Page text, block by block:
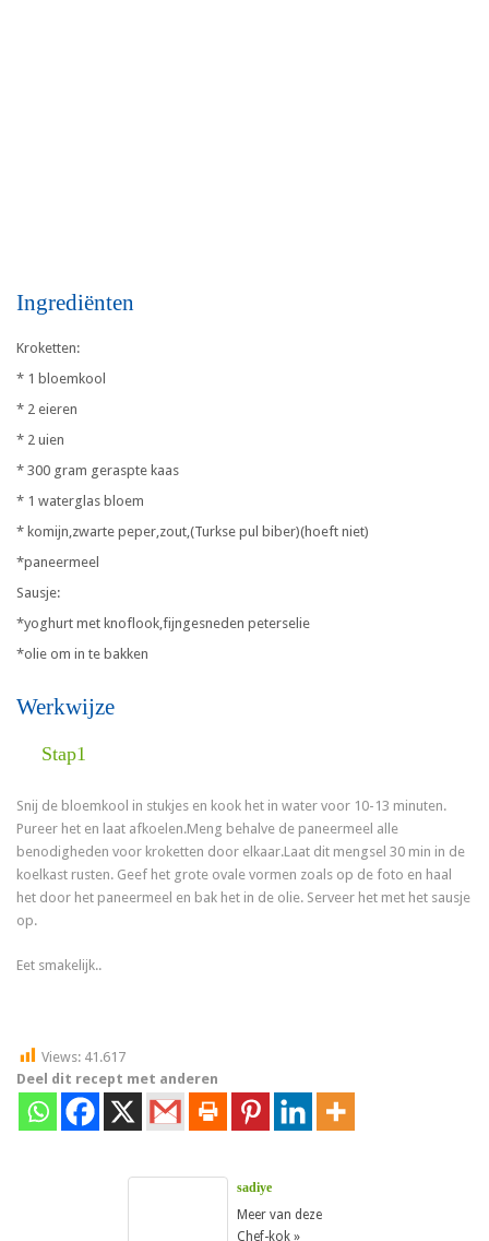
Ingrediënten
Kroketten:
* 1 bloemkool
* 2 eieren
* 2 uien
* 300 gram geraspte kaas
* 1 waterglas bloem
* komijn,zwarte peper,zout,(Turkse pul biber)(hoeft niet)
*paneermeel
Sausje:
*yoghurt met knoflook,fijngesneden peterselie
*olie om in te bakken
Werkwijze
Stap1
Snij de bloemkool in stukjes en kook het in water voor 10-13 minuten.
Pureer het en laat afkoelen.Meng behalve de paneermeel alle
benodigheden voor kroketten door elkaar.Laat dit mengsel 30 min in de
koelkast rusten. Geef het grote ovale vormen zoals op de foto en haal
het door het paneermeel en bak het in de olie. Serveer het met het sausje
op.
Eet smakelijk..
Views: 41.617
Deel dit recept met anderen
sadiye
Meer van deze
Chef-kok »